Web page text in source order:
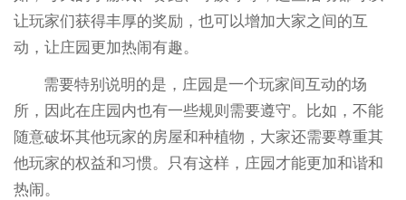
让玩家们获得丰厚的奖励，也可以增加大家之间的互
动，让庄园更加热闹有趣。
需要特别说明的是，庄园是一个玩家间互动的场
所，因此在庄园内也有一些规则需要遵守。比如，不能
随意破坏其他玩家的房屋和种植物，大家还需要尊重其
他玩家的权益和习惯。只有这样，庄园才能更加和谐和
热闹。